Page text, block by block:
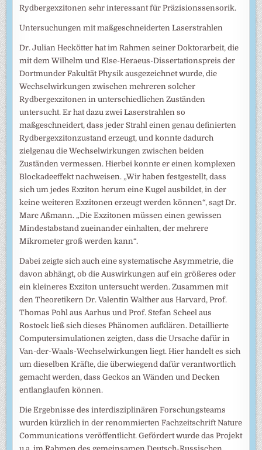
Rydbergexzitonen sehr interessant für Präzisionssensorik.
Untersuchungen mit maßgeschneiderten Laserstrahlen
Dr. Julian Heckötter hat im Rahmen seiner Doktorarbeit, die
mit dem Wilhelm und Else-Heraeus-Dissertationspreis der
Dortmunder Fakultät Physik ausgezeichnet wurde, die
Wechselwirkungen zwischen mehreren solcher
Rydbergexzitonen in unterschiedlichen Zuständen
untersucht. Er hat dazu zwei Laserstrahlen so
maßgeschneidert, dass jeder Strahl einen genau definierten
Rydbergexzitonzustand erzeugt, und konnte dadurch
zielgenau die Wechselwirkungen zwischen beiden
Zuständen vermessen. Hierbei konnte er einen komplexen
Blockadeeffekt nachweisen. „Wir haben festgestellt, dass
sich um jedes Exziton herum eine Kugel ausbildet, in der
keine weiteren Exzitonen erzeugt werden können“, sagt Dr.
Marc Aßmann. „Die Exzitonen müssen einen gewissen
Mindestabstand zueinander einhalten, der mehrere
Mikrometer groß werden kann“.
Dabei zeigte sich auch eine systematische Asymmetrie, die
davon abhängt, ob die Auswirkungen auf ein größeres oder
ein kleineres Exziton untersucht werden. Zusammen mit
den Theoretikern Dr. Valentin Walther aus Harvard, Prof.
Thomas Pohl aus Aarhus und Prof. Stefan Scheel aus
Rostock ließ sich dieses Phänomen aufklären. Detaillierte
Computersimulationen zeigten, dass die Ursache dafür in
Van-der-Waals-Wechselwirkungen liegt. Hier handelt es sich
um dieselben Kräfte, die überwiegend dafür verantwortlich
gemacht werden, dass Geckos an Wänden und Decken
entlanglaufen können.
Die Ergebnisse des interdisziplinären Forschungsteams
wurden kürzlich in der renommierten Fachzeitschrift Nature
Communications veröffentlicht. Gefördert wurde das Projekt